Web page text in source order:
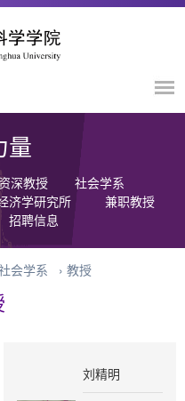
量
深教授
社会学系
济学研究所
兼职教授
招聘信息
会学系 › 教授
刘精明